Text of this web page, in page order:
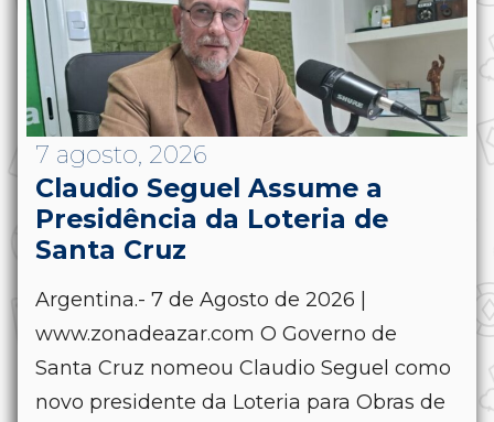
7 agosto, 2026
Claudio Seguel Assume a
Presidência da Loteria de
Santa Cruz
Argentina.- 7 de Agosto de 2026 |
www.zonadeazar.com O Governo de
Santa Cruz nomeou Claudio Seguel como
novo presidente da Loteria para Obras de